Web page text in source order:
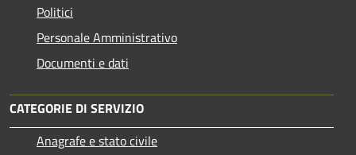
Politici
Personale Amministrativo
Documenti e dati
CATEGORIE DI SERVIZIO
Anagrafe e stato civile